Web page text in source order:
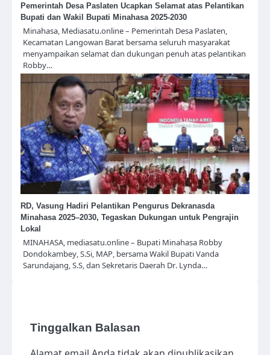
Pemerintah Desa Paslaten Ucapkan Selamat atas Pelantikan
Bupati dan Wakil Bupati Minahasa 2025-2030
Minahasa, Mediasatu.online – Pemerintah Desa Paslaten,
Kecamatan Langowan Barat bersama seluruh masyarakat
menyampaikan selamat dan dukungan penuh atas pelantikan
Robby…
RD, Vasung Hadiri Pelantikan Pengurus Dekranasda
Minahasa 2025–2030, Tegaskan Dukungan untuk Pengrajin
Lokal
MINAHASA, mediasatu.online – Bupati Minahasa Robby
Dondokambey, S.Si, MAP, bersama Wakil Bupati Vanda
Sarundajang, S.S, dan Sekretaris Daerah Dr. Lynda…
Tinggalkan Balasan